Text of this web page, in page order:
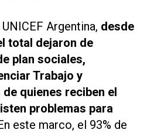
Argentina, desde
total dejaron de
plan sociales,
Trabajo y
de quienes reciben el
problemas para
este marco, el 93% de